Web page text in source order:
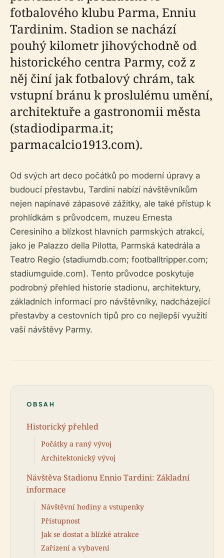
fotbalového klubu Parma, Enniu
Tardinim. Stadion se nachází
pouhý kilometr jihovýchodně od
historického centra Parmy, což z
něj činí jak fotbalový chrám, tak
vstupní bránu k proslulému umění,
architektuře a gastronomii města
(stadiodiparma.it;
parmacalcio1913.com).
Od svých art deco počátků po moderní úpravy a
budoucí přestavbu, Tardini nabízí návštěvníkům
nejen napínavé zápasové zážitky, ale také přístup k
prohlídkám s průvodcem, muzeu Ernesta
Ceresiniho a blízkost hlavních parmských atrakcí,
jako je Palazzo della Pilotta, Parmská katedrála a
Teatro Regio (stadiumdb.com; footballtripper.com;
stadiumguide.com). Tento průvodce poskytuje
podrobný přehled historie stadionu, architektury,
základních informací pro návštěvníky, nadcházející
přestavby a cestovních tipů pro co nejlepší využití
vaší návštěvy Parmy.
OBSAH
Historický přehled
Počátky a raný vývoj
Architektonický vývoj
Návštěva Stadionu Ennio Tardini: Základní
informace
Návštěvní hodiny a vstupenky
Přístupnost
Jak se dostat a blízké atrakce
Zařízení a vybavení